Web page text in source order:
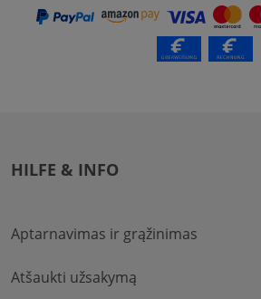
HILFE & INFO
Aptarnavimas ir grąžinimas
Atšaukti užsakymą